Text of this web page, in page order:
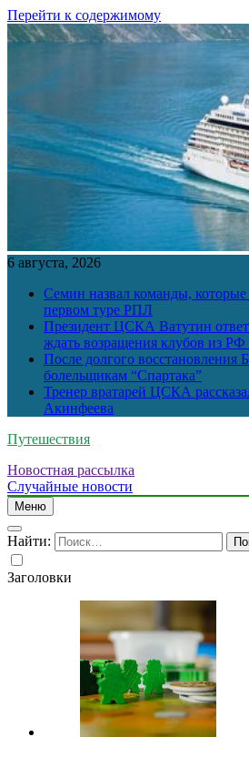
Перейти к содержимому
6 августа, 2026
Семин назвал команды,
первом туре РПЛ
Президент ЦСКА Ватутин
ждать возращения клубов из
После долгого восстановления
болельщикам “Спартака”
Тренер вратарей ЦСКА
Акинфеева
Путешествия
Новостная рассылка
Случайные новости
Меню
Найти:
Заголовки